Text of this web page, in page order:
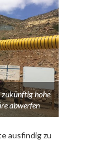
hohe
abwerfen
ausfindig zu